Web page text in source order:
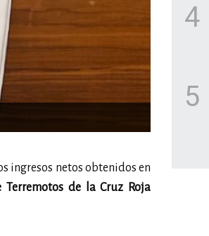
ingresos netos obtenidos en
Terremotos de la Cruz Roja
4
5